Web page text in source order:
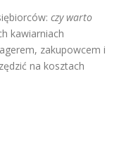
czy warto
kawiarniach
zakupowcem i
na kosztach